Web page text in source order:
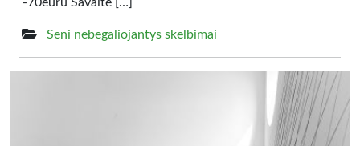
Seni nebegaliojantys skelbimai